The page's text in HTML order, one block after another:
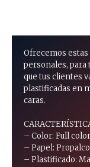
Ofrecemos
personales, para
que tus clientes
plastificadas en
caras.
– Color: Full
– Papel:
– Plastificado: